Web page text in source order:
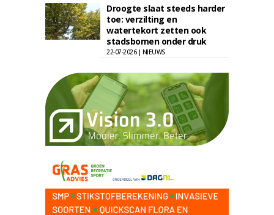
Droogte slaat steeds harder
toe: verzilting en
watertekort zetten ook
stadsbomen onder druk
22-07-2026 | NIEUWS